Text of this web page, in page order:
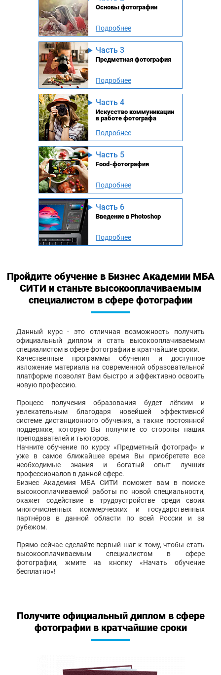
Основы фотографии
Подробнее
Часть 3
Предметная фотография
Подробнее
Часть 4
Искусство коммуникации
в работе фотографа
Подробнее
Часть 5
Food-фотография
Подробнее
Часть 6
Введение в Photoshop
Подробнее
Пройдите обучение в Бизнес Академии МБА
СИТИ и станьте высокооплачиваемым
специалистом в сфере фотографии
Данный курс - это отличная возможность получить
официальный диплом и стать высокооплачиваемым
специалистом в сфере фотографии в кратчайшие сроки.
Качественные программы обучения и доступное
изложение материала на современной образовательной
платформе позволят Вам быстро и эффективно освоить
новую профессию.
Процесс получения образования будет лёгким и
увлекательным благодаря новейшей эффективной
системе дистанционного обучения, а также постоянной
поддержке, которую Вы получите со стороны наших
преподавателей и тьюторов.
Начните обучение по курсу «Предметный фотограф» и
уже в самое ближайшее время Вы приобретете все
необходимые знания и богатый опыт лучших
профессионалов в данной сфере.
Бизнес Академия МБА СИТИ поможет вам в поиске
высокооплачиваемой работы по новой специальности,
окажет содействие в трудоустройстве среди своих
многочисленных коммерческих и государственных
партнёров в данной области по всей России и за
рубежом.
Прямо сейчас сделайте первый шаг к тому, чтобы стать
высокооплачиваемым специалистом в сфере
фотографии, жмите на кнопку «Начать обучение
бесплатно»!
Получите официальный диплом в сфере
фотографии в кратчайшие сроки